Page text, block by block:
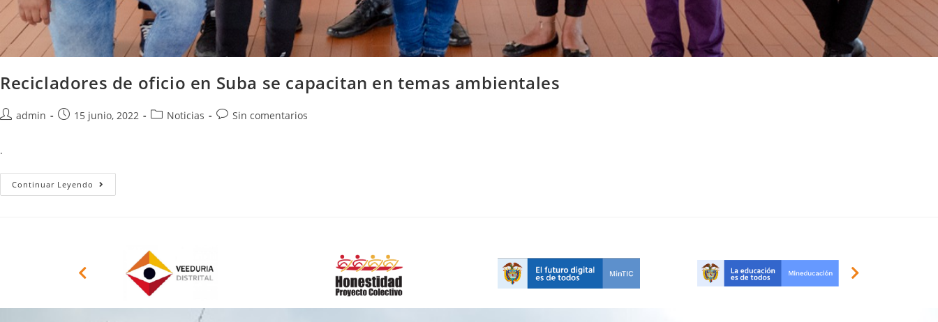
Recicladores de oficio en Suba se capacitan en temas ambientales
admin 15 junio, 2022 Noticias Sin comentarios
.
Continuar Leyendo